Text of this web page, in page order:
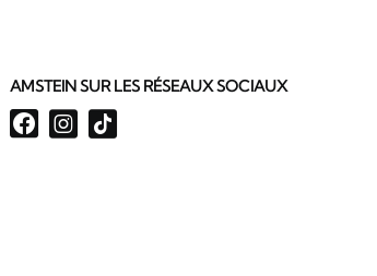
AMSTEIN SUR LES RÉSEAUX SOCIAUX